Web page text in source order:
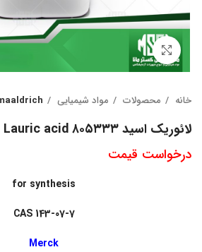
بزرگنمایی تصویر
خانه محصولات مواد شیمیایی
لائوریک اسید ۸۰۵۳۳۳ Lauric acid
درخواست قیمت
for synthesis
CAS 143-07-7
Merck